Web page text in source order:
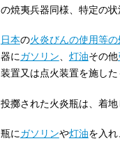
の焼夷兵器同様、特定の
日本の火炎びんの使用等
器にガソリン、 灯油その他
装置又は点火装置を施し
投擲された火炎瓶は、着
瓶にガソリンや灯油を入れ